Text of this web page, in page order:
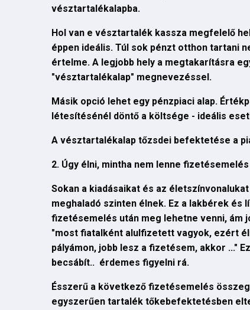
vésztartalékalapba.
Hol van e vésztartalék kassza megfelelő
éppen ideális. Túl sok pénzt otthon tartani
értelme. A legjobb hely a megtakarításra
"vésztartalékalap" megnevezéssel.
Másik opció lehet egy pénzpiaci alap.
létesítésénél döntő a költsége - ideális
A vésztartalékalap tőzsdei befektetése a
2. Úgy élni, mintha nem lenne fizetésemelés
Sokan a kiadásaikat és az
meghaladó szinten élnek. Ez a lakbérek és
fizetésemelés után meg lehetne venni, ám
"most fiatalként alulfizetett vagyok, ezért
pályámon, jobb lesz a fizetésem, akkor ..."
becsábít.. érdemes figyelni rá.
Ésszerű a következő fizetésemelés
egyszerűen tartalék tőkebefektetésben